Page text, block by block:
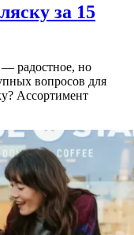
за 15
радостное, но
вопросов для
Ассортимент